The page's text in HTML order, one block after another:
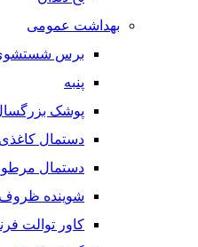
بهداشت عمومی
برس
پنبه
پوشک
دستمال کاغذی
دستمال
شوینده
کاور توالت